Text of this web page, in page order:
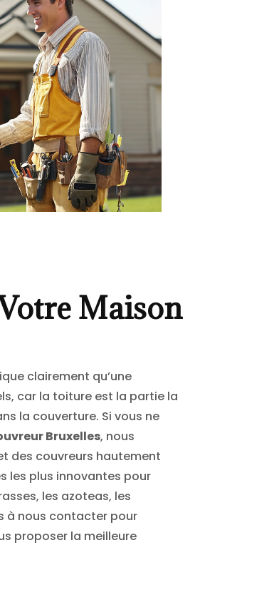
Maison
clairement qu’une
car la toiture est la partie la
la couverture. Si vous ne
Bruxelles, nous
des couvreurs hautement
les plus innovantes pour
les azoteas, les
à nous contacter pour
proposer la meilleure